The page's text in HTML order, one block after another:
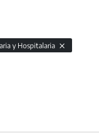
y Hospitalaria